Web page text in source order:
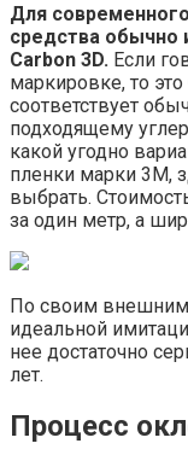
Для
средства обычно
Carbon 3D. Если
маркировке, то
соответствует
подходящему
какой угодно
пленки марки 3М,
выбрать.
за один метр, а
По своим внешним
идеальной
нее достаточно
лет.
Процесс